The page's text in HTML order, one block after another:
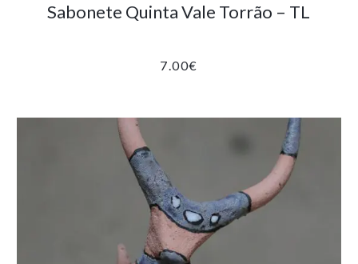
Sabonete Quinta Vale Torrão – TL
7.00€